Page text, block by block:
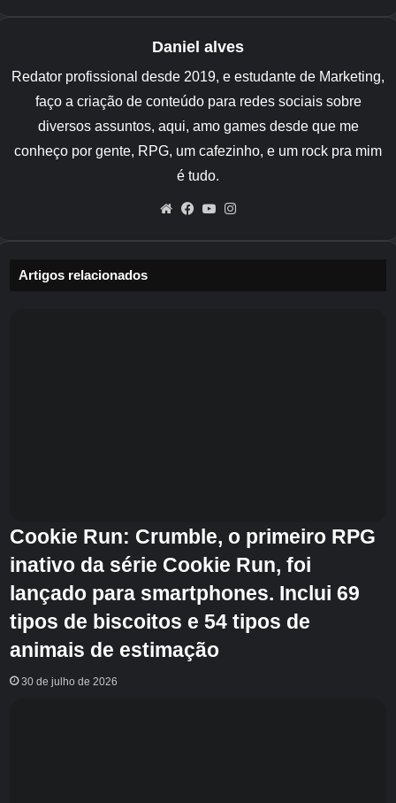
Daniel alves
Redator profissional desde 2019, e estudante de Marketing,
faço a criação de conteúdo para redes sociais sobre
diversos assuntos, aqui, amo games desde que me
conheço por gente, RPG, um cafezinho, e um rock pra mim
é tudo.
WebsiteFacebook
YouTube
Artigos relacionados
Cookie Run: Crumble, o primeiro RPG
inativo da série Cookie Run, foi
lançado para smartphones. Inclui 69
tipos de biscoitos e 54 tipos de
animais de estimação
30 de julho de 2026